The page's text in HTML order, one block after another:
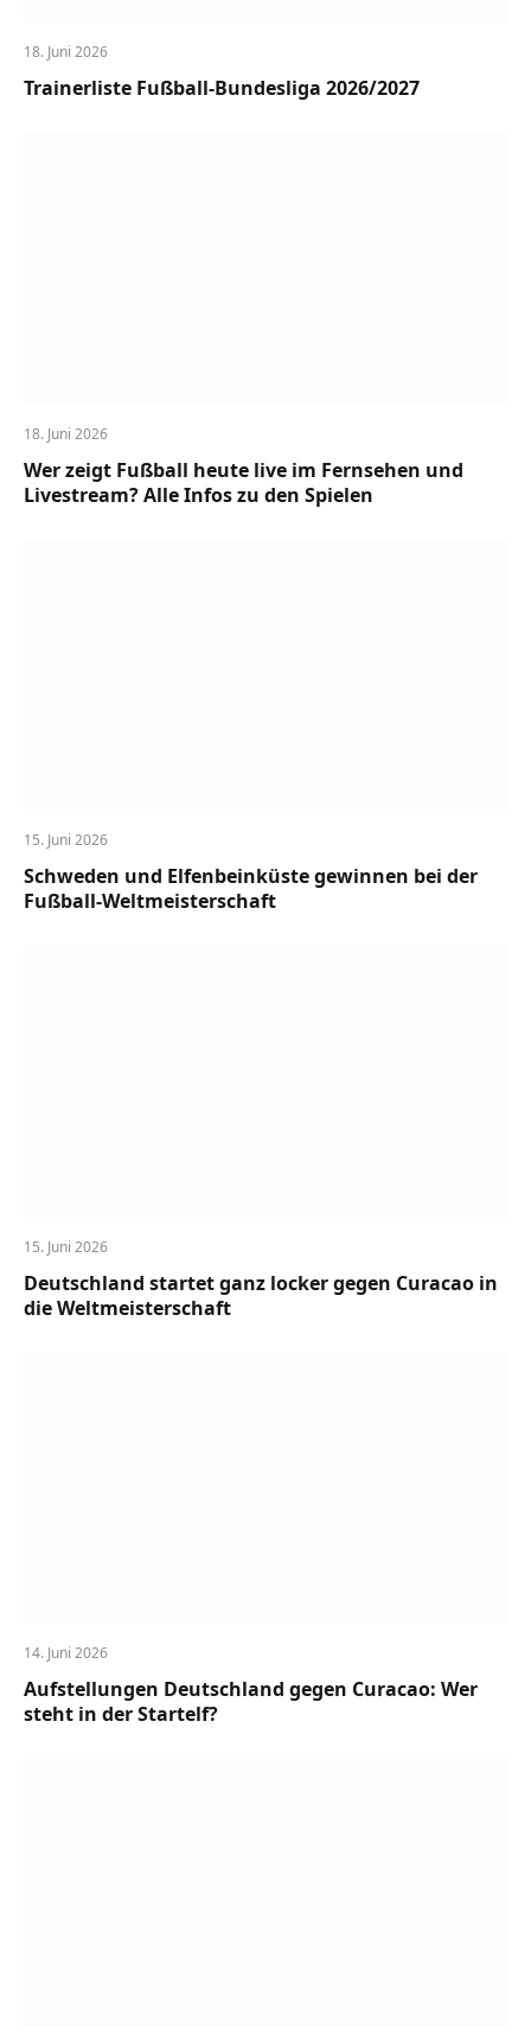
18. Juni 2026
Trainerliste Fußball-Bundesliga 2026/2027
18. Juni 2026
Wer zeigt Fußball heute live im Fernsehen und
Livestream? Alle Infos zu den Spielen
15. Juni 2026
Schweden und Elfenbeinküste gewinnen bei der
Fußball-Weltmeisterschaft
15. Juni 2026
Deutschland startet ganz locker gegen Curacao in
die Weltmeisterschaft
14. Juni 2026
Aufstellungen Deutschland gegen Curacao: Wer
steht in der Startelf?